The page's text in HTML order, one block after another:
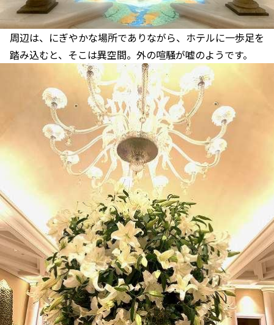
周辺は、にぎやかな場所でありながら、ホテルに一歩足を
踏み込むと、そこは異空間。外の喧騒が嘘のようです。